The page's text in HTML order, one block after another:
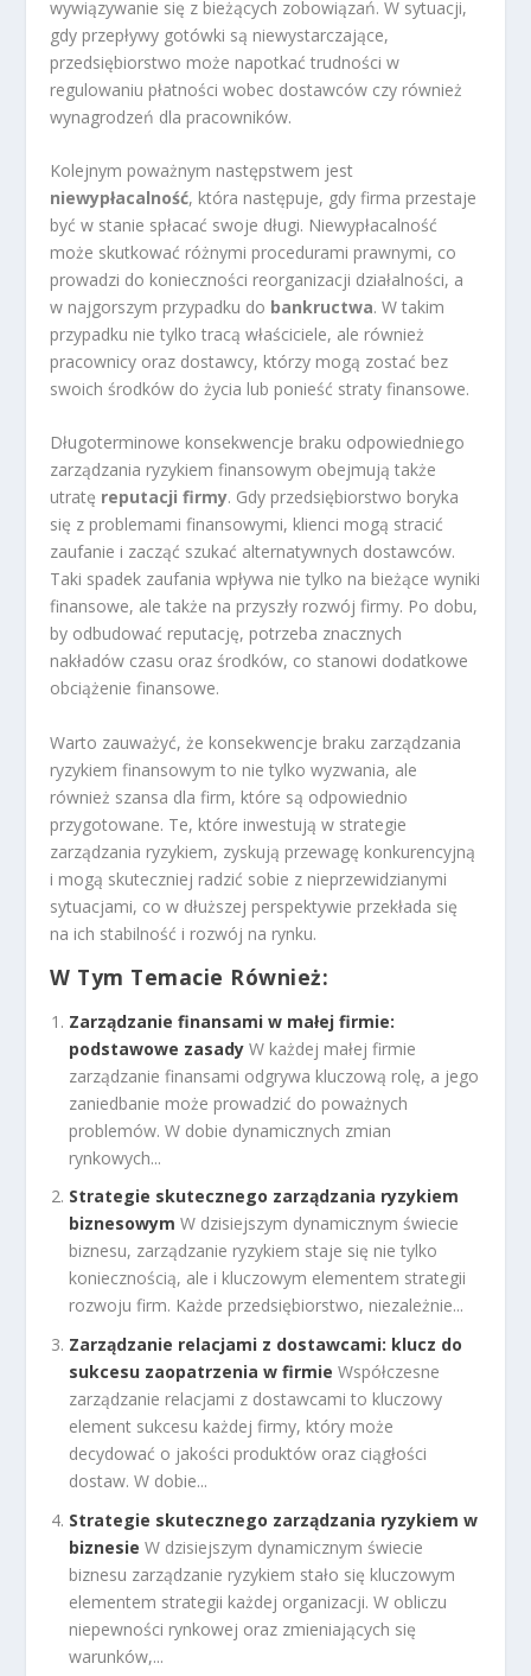
wywiązywanie się z bieżących zobowiązań. W sytuacji,
gdy przepływy gotówki są niewystarczające,
przedsiębiorstwo może napotkać trudności w
regulowaniu płatności wobec dostawców czy również
wynagrodzeń dla pracowników.
Kolejnym poważnym następstwem jest
niewypłacalność, która następuje, gdy firma przestaje
być w stanie spłacać swoje długi. Niewypłacalność
może skutkować różnymi procedurami prawnymi, co
prowadzi do konieczności reorganizacji działalności, a
w najgorszym przypadku do bankructwa. W takim
przypadku nie tylko tracą właściciele, ale również
pracownicy oraz dostawcy, którzy mogą zostać bez
swoich środków do życia lub ponieść straty finansowe.
Długoterminowe konsekwencje braku odpowiedniego
zarządzania ryzykiem finansowym obejmują także
utratę reputacji firmy. Gdy przedsiębiorstwo boryka
się z problemami finansowymi, klienci mogą stracić
zaufanie i zacząć szukać alternatywnych dostawców.
Taki spadek zaufania wpływa nie tylko na bieżące wyniki
finansowe, ale także na przyszły rozwój firmy. Po dobu,
by odbudować reputację, potrzeba znacznych
nakładów czasu oraz środków, co stanowi dodatkowe
obciążenie finansowe.
Warto zauważyć, że konsekwencje braku zarządzania
ryzykiem finansowym to nie tylko wyzwania, ale
również szansa dla firm, które są odpowiednio
przygotowane. Te, które inwestują w strategie
zarządzania ryzykiem, zyskują przewagę konkurencyjną
i mogą skuteczniej radzić sobie z nieprzewidzianymi
sytuacjami, co w dłuższej perspektywie przekłada się
na ich stabilność i rozwój na rynku.
W Tym Temacie Również:
Zarządzanie finansami w małej firmie:
podstawowe zasady W każdej małej firmie
zarządzanie finansami odgrywa kluczową rolę, a jego
zaniedbanie może prowadzić do poważnych
problemów. W dobie dynamicznych zmian
rynkowych...
Strategie skutecznego zarządzania ryzykiem
biznesowym W dzisiejszym dynamicznym świecie
biznesu, zarządzanie ryzykiem staje się nie tylko
koniecznością, ale i kluczowym elementem strategii
rozwoju firm. Każde przedsiębiorstwo, niezależnie...
Zarządzanie relacjami z dostawcami: klucz do
sukcesu zaopatrzenia w firmie Współczesne
zarządzanie relacjami z dostawcami to kluczowy
element sukcesu każdej firmy, który może
decydować o jakości produktów oraz ciągłości
dostaw. W dobie...
Strategie skutecznego zarządzania ryzykiem w
biznesie W dzisiejszym dynamicznym świecie
biznesu zarządzanie ryzykiem stało się kluczowym
elementem strategii każdej organizacji. W obliczu
niepewności rynkowej oraz zmieniających się
warunków,...